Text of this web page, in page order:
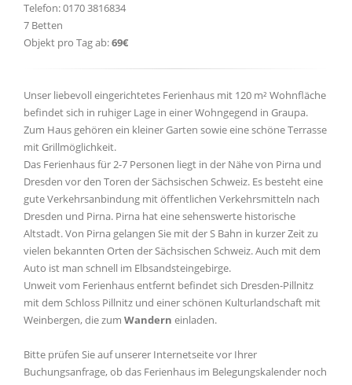
Telefon: 0170 3816834
7 Betten
Objekt pro Tag ab:69€
Unser liebevoll eingerichtetes Ferienhaus mit 120 m² Wohnfläche
befindet sich in ruhiger Lage in einer Wohngegend in Graupa.
Zum Haus gehören ein kleiner Garten sowie eine schöne Terrasse
mit Grillmöglichkeit.
Das Ferienhaus für 2-7 Personen liegt in der Nähe von Pirna und
Dresden vor den Toren der Sächsischen Schweiz. Es besteht eine
gute Verkehrsanbindung mit öffentlichen Verkehrsmitteln nach
Dresden und Pirna. Pirna hat eine sehenswerte historische
Altstadt. Von Pirna gelangen Sie mit der S Bahn in kurzer Zeit zu
vielen bekannten Orten der Sächsischen Schweiz. Auch mit dem
Auto ist man schnell im Elbsandsteingebirge.
Unweit vom Ferienhaus entfernt befindet sich Dresden-Pillnitz
mit dem Schloss Pillnitz und einer schönen Kulturlandschaft mit
Weinbergen, die zum Wandern einladen.
Bitte prüfen Sie auf unserer Internetseite vor Ihrer
Buchungsanfrage, ob das Ferienhaus im Belegungskalender noch